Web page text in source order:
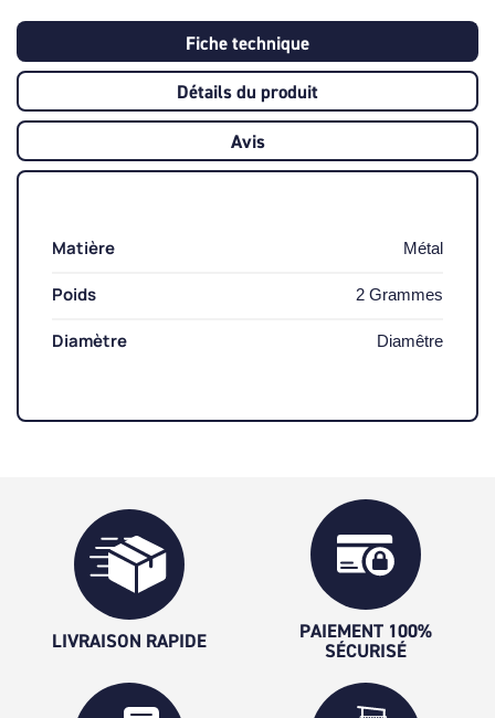
Fiche technique
Détails du produit
Avis
Matière Métal
Poids 2 Grammes
Diamètre Diamêtre
LIVRAISON RAPIDE
PAIEMENT 100%
SÉCURISÉ